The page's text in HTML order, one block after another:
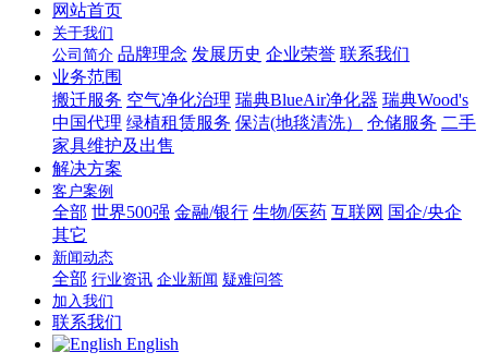
网站首页
关于我们
公司简介 品牌理念 发展历史 企业荣誉 联系我们
业务范围
搬迁服务 空气净化治理 瑞典BlueAir净化器 瑞典Wood's
中国代理 绿植租赁服务 保洁(地毯清洗） 仓储服务 二手
家具维护及出售
解决方案
客户案例
全部 世界500强 金融/银行 生物/医药 互联网 国企/央企
其它
新闻动态
全部 行业资讯 企业新闻 疑难问答
加入我们
联系我们
English